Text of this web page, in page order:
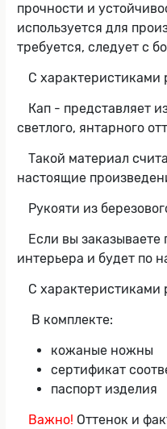
прочности и
используется для
требуется, следует с
С характеристиками
Кап - представляет
светлого, янтарного
Такой материал
настоящие
Рукояти из
Если вы
интерьера и будет по
С характеристиками
В комплекте:
кожаные ножны
сертификат
паспорт изделия
Важно! Оттенок и